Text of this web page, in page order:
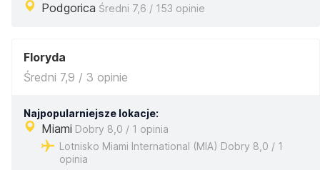
Podgorica Średni 7,6 / 153 opinie
Floryda
Średni 7,9 / 3 opinie
Najpopularniejsze lokacje:
Miami Dobry 8,0 / 1 opinia
Lotnisko Miami International (MIA) Dobry 8,0 / 1
opinia